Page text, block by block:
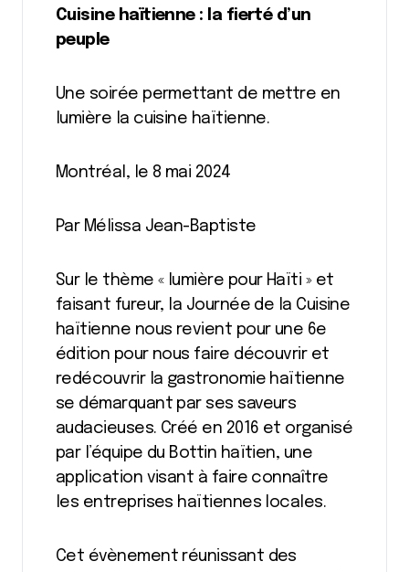
Cuisine haïtienne : la fierté d’un
peuple
Une soirée permettant de mettre en
lumière la cuisine haïtienne.
Montréal, le 8 mai 2024
Par Mélissa Jean-Baptiste
Sur le thème « lumière pour Haïti » et
faisant fureur, la Journée de la Cuisine
haïtienne nous revient pour une 6e
édition pour nous faire découvrir et
redécouvrir la gastronomie haïtienne
se démarquant par ses saveurs
audacieuses. Créé en 2016 et organisé
par l’équipe du Bottin haïtien, une
application visant à faire connaître
les entreprises haïtiennes locales.
Cet évènement réunissant des